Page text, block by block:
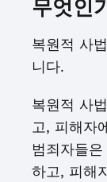
무엇인
복원적 사
니다.
복원적 사
고, 피해자
범죄자들
하고, 피해